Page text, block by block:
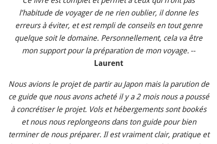
l’habitude de voyager de ne rien oublier, il donne les
erreurs à éviter, et est rempli de conseils en tout genre
quelque soit le domaine. Personnellement, cela va être
mon support pour la préparation de mon voyage.--
Laurent
Nous avions le projet de partir au Japon mais la parution de
ce guide que nous avons acheté il y a 2 mois nous a poussé
à concrétiser le projet. Vols et hébergements sont bookés
et nous nous replongeons dans ton guide pour bien
terminer de nous préparer. Il est vraiment clair, pratique et